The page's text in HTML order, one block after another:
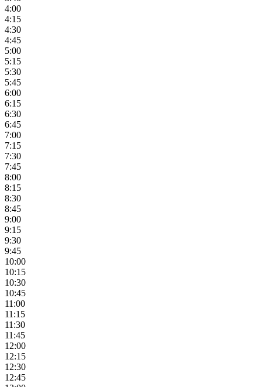
4:00
4:15
4:30
4:45
5:00
5:15
5:30
5:45
6:00
6:15
6:30
6:45
7:00
7:15
7:30
7:45
8:00
8:15
8:30
8:45
9:00
9:15
9:30
9:45
10:00
10:15
10:30
10:45
11:00
11:15
11:30
11:45
12:00
12:15
12:30
12:45